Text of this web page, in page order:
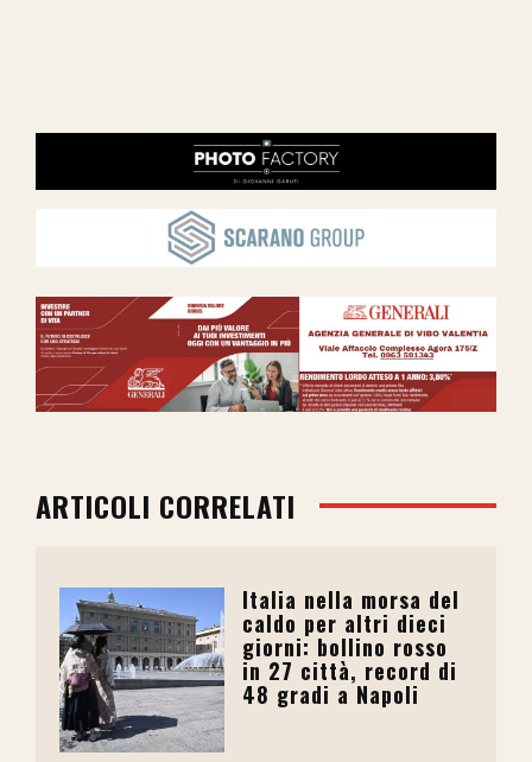
ARTICOLI CORRELATI
Italia nella morsa del
caldo per altri dieci
giorni: bollino rosso
in 27 città, record di
48 gradi a Napoli